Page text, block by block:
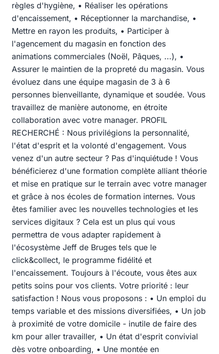
règles d'hygiène, • Réaliser les opérations
d'encaissement, • Réceptionner la marchandise, •
Mettre en rayon les produits, • Participer à
l'agencement du magasin en fonction des
animations commerciales (Noël, Pâques, ...), •
Assurer le maintien de la propreté du magasin. Vous
évoluez dans une équipe magasin de 3 à 6
personnes bienveillante, dynamique et soudée. Vous
travaillez de manière autonome, en étroite
collaboration avec votre manager. PROFIL
RECHERCHÉ : Nous privilégions la personnalité,
l'état d'esprit et la volonté d'engagement. Vous
venez d'un autre secteur ? Pas d'inquiétude ! Vous
bénéficierez d'une formation complète alliant théorie
et mise en pratique sur le terrain avec votre manager
et grâce à nos écoles de formation internes. Vous
êtes familier avec les nouvelles technologies et les
services digitaux ? Cela est un plus qui vous
permettra de vous adapter rapidement à
l'écosystème Jeff de Bruges tels que le
click&collect, le programme fidélité et
l'encaissement. Toujours à l'écoute, vous êtes aux
petits soins pour vos clients. Votre priorité : leur
satisfaction ! Nous vous proposons : • Un emploi du
temps variable et des missions diversifiées, • Un job
à proximité de votre domicile - inutile de faire des
km pour aller travailler, • Un état d'esprit convivial
dès votre onboarding, • Une montée en